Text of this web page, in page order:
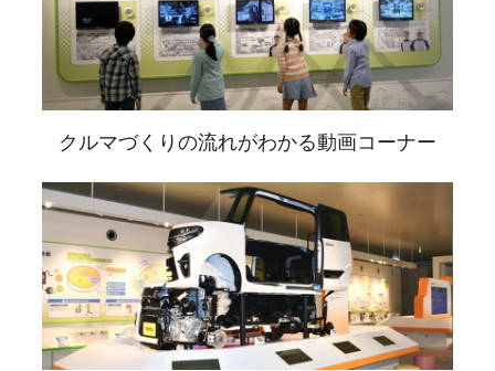
クルマづくりの流れがわかる動画コーナー